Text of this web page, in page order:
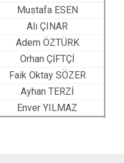
Mustafa ESEN
Ali ÇINAR
Adem ÖZTÜRK
Orhan ÇİFTÇİ
Faik Oktay SÖZER
Ayhan TERZİ
Enver YILMAZ